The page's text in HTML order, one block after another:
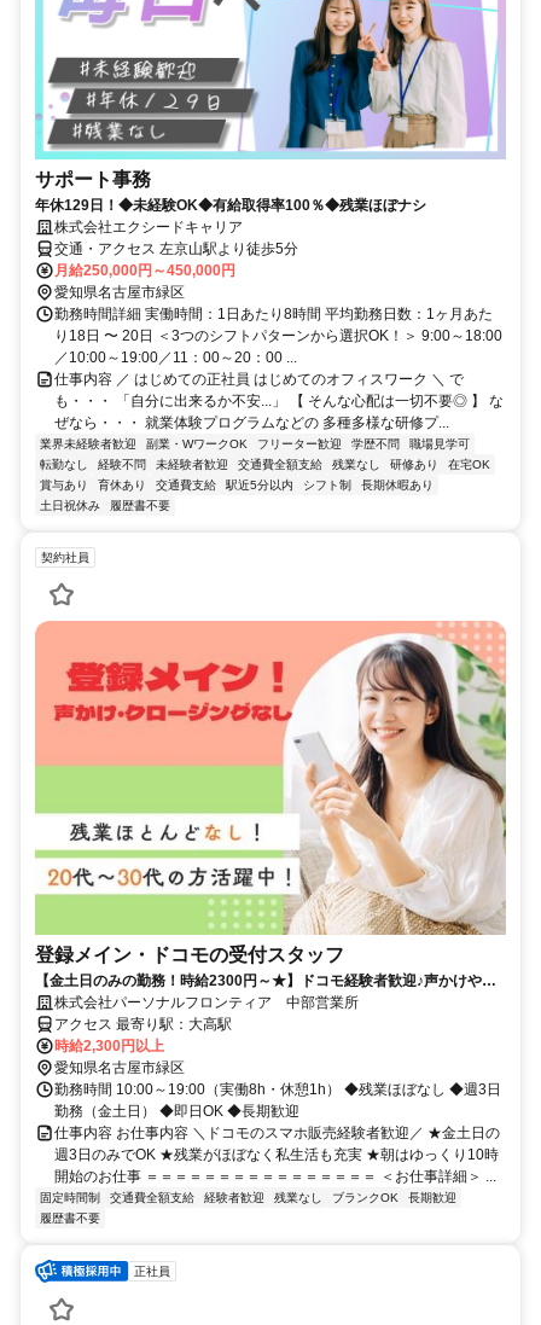
サポート事務
年休129日！◆未経験OK◆有給取得率100％◆残業ほぼナシ
株式会社エクシードキャリア
交通・アクセス 左京山駅より徒歩5分
月給250,000円～450,000円
愛知県名古屋市緑区
勤務時間詳細 実働時間：1日あたり8時間 平均勤務日数：1ヶ月あた
り18日 〜 20日 ＜3つのシフトパターンから選択OK！＞ 9:00～18:00
／10:00～19:00／11：00～20：00 ...
仕事内容 ／ はじめての正社員 はじめてのオフィスワーク ＼ で
も・・・ 「自分に出来るか不安...」 【 そんな心配は一切不要◎ 】 な
ぜなら・・・ 就業体験プログラムなどの 多種多様な研修プ...
業界未経験者歓迎 副業・WワークOK フリーター歓迎 学歴不問
職場見学可
転勤なし
経験不問 未経験者歓迎 交通費全額支給 残業なし 研修あり
在宅OK
賞与あり
育休あり 交通費支給 駅近5分以内 シフト制
長期休暇あり
土日祝休み
履歴書不要
契約社員
登録メイン・ドコモの受付スタッフ
【金土日のみの勤務！時給2300円～★】ドコモ経験者歓迎♪声かけやク
ロージングはナシ！
株式会社パーソナルフロンティア 中部営業所
アクセス 最寄り駅：大高駅
時給2,300円以上
愛知県名古屋市緑区
勤務時間 10:00～19:00（実働8h・休憩1h） ◆残業ほぼなし ◆週3日
勤務（金土日） ◆即日OK ◆長期歓迎
仕事内容 お仕事内容 ＼ドコモのスマホ販売経験者歓迎／ ★金土日の
週3日のみでOK ★残業がほぼなく私生活も充実 ★朝はゆっくり10時
開始のお仕事 ＝＝＝＝＝＝＝＝＝＝＝＝＝＝＝＝ ＜お仕事詳細＞ ...
固定時間制 交通費全額支給 経験者歓迎 残業なし ブランクOK
長期歓迎
履歴書不要
正社員